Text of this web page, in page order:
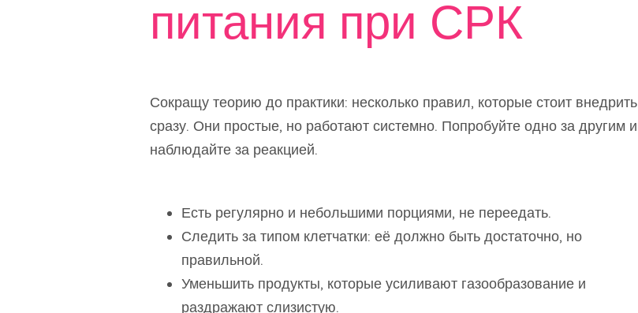
питания при СРК
Сокращу теорию до практики: несколько правил, которые стоит внедрить
сразу. Они простые, но работают системно. Попробуйте одно за другим и
наблюдайте за реакцией.
Есть регулярно и небольшими порциями, не переедать.
Следить за типом клетчатки: её должно быть достаточно, но
правильной.
Уменьшить продукты, которые усиливают газообразование и
раздражают слизистую.